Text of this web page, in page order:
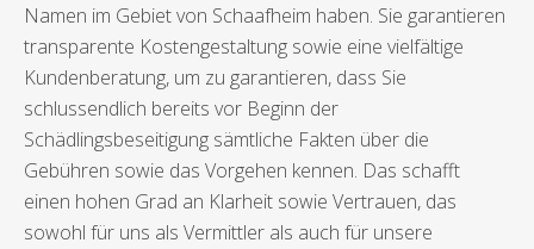
Namen im Gebiet von Schaafheim haben. Sie garantieren
transparente Kostengestaltung sowie eine vielfältige
Kundenberatung, um zu garantieren, dass Sie
schlussendlich bereits vor Beginn der
Schädlingsbeseitigung sämtliche Fakten über die
Gebühren sowie das Vorgehen kennen. Das schafft
einen hohen Grad an Klarheit sowie Vertrauen, das
sowohl für uns als Vermittler als auch für unsere